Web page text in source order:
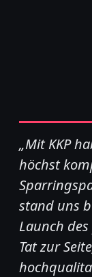
„Mit KKP
höchst
stand uns
Launch
Tat zur